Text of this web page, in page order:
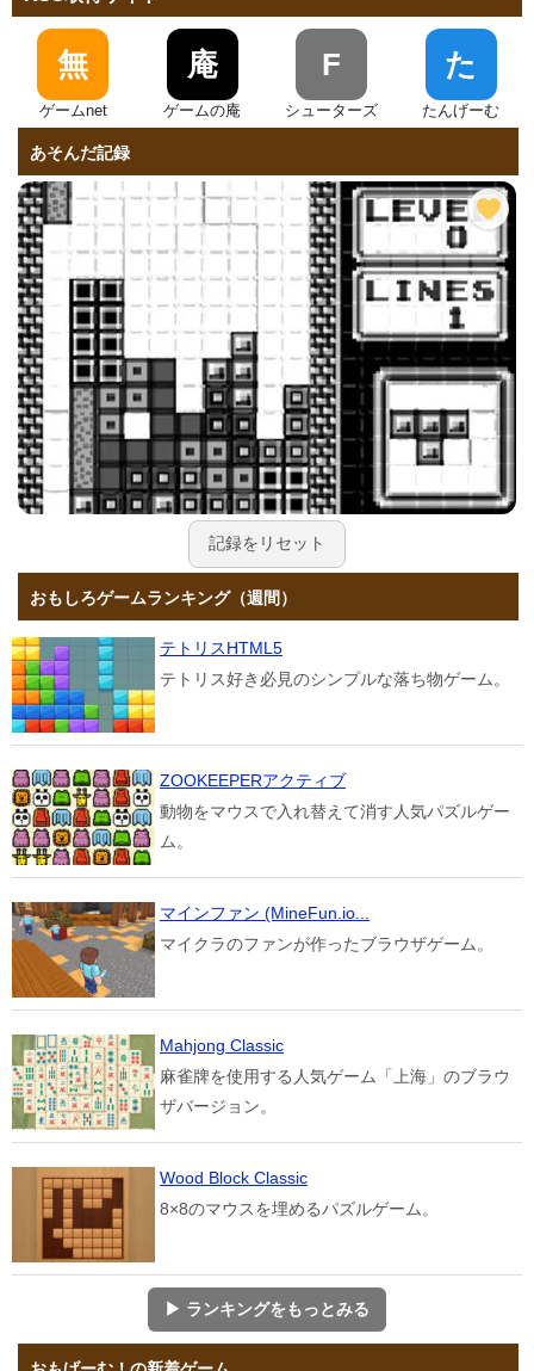
無
ゲームnet
庵
ゲームの庵
F
シューターズ
た
たんげーむ
あそんだ記録
記録をリセット
おもしろゲームランキング（週間）
テトリスHTML5
テトリス好き必見のシンプルな落ち物ゲーム。
ZOOKEEPERアクティブ
動物をマウスで入れ替えて消す人気パズルゲー
マインファン (MineFun.io...
マイクラのファンが作ったブラウザゲーム。
Mahjong Classic
麻雀牌を使用する人気ゲーム「上海」のブラウ
Wood Block Classic